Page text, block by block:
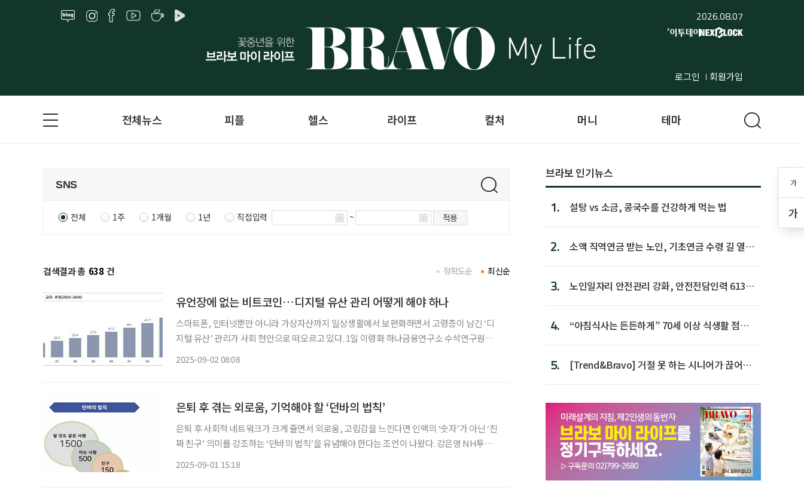
2026.08.07
로그인 회원가입
가
가
전체뉴스 피플 헬스 라이프 컬처 머니 테마
전체 1주 1개월 1년 직접입력 ~ 적용
검색결과 총 638 건 최신순
정확도순
유언장에 없는 비트코인…디지털 유산 관리 어떻게 해야 하나
스마트폰, 인터넷뿐만 아니라 가상자산까지 일상생활에서 보편화하면서 고령층이 남긴 ‘디
지털 유산’ 관리가 사회 현안으로 떠오르고 있다. 1일 이령화 하나금융연구소 수석연구원이
2025-09-02 08:08
은퇴 후 겪는 외로움, 기억해야 할 ‘던바의 법칙’
은퇴 후 사회적 네트워크가 크게 줄면서 외로움, 고립감을 느낀다면 인맥의 ‘숫자’가 아닌 ‘진
짜 친구’ 의미를 강조하는 ‘던바의 법칙’을 유념해야 한다는 조언이 나왔다. 강은영 NH투자
2025-09-01 15:18
브라보 인기뉴스
1. 설탕 vs 소금, 콩국수를 건강하게 먹는 법
2.
소액 직역연금 받는 노인, 기초연금 수령 길 열린
3.
노인일자리 안전관리 강화, 안전전담인력 613명
4.
“아침식사는 든든하게” 70세 이상 식생활 점수
5.
[Trend&Bravo] 거절 못 하는 시니어가 끊어야